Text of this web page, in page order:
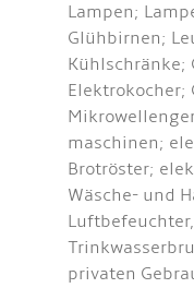
Lampen;
Glühbirnen;
Kühlschränke;
Elektrokocher;
maschinen;
Brotröster;
Wäsche- und
privaten